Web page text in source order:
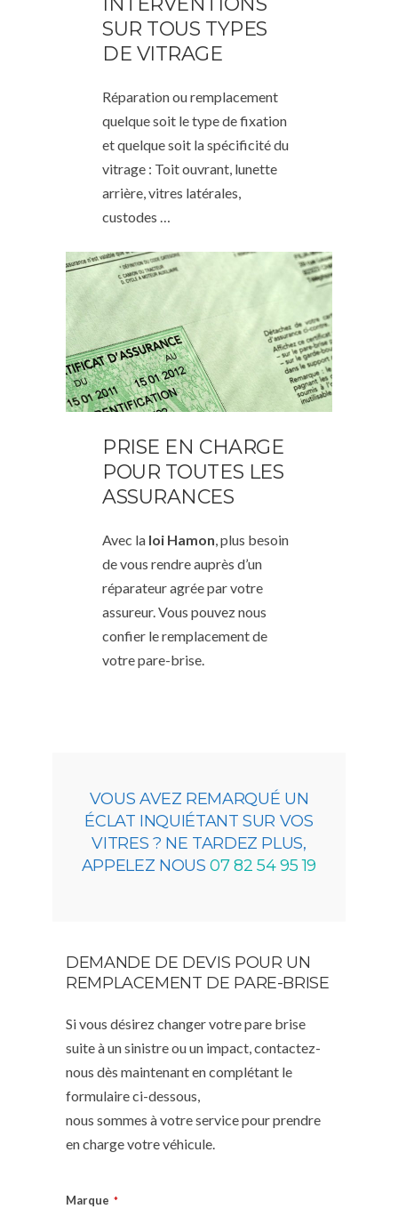
SUR TOUS TYPES
DE VITRAGE
Réparation ou remplacement
quelque soit le type de fixation
et quelque soit la spécificité du
vitrage : Toit ouvrant, lunette
arrière, vitres latérales,
custodes …
PRISE EN CHARGE
POUR TOUTES LES
ASSURANCES
Avec la loi Hamon, plus besoin
de vous rendre auprès d’un
réparateur agrée par votre
assureur. Vous pouvez nous
confier le remplacement de
votre pare-brise.
VOUS AVEZ REMARQUÉ UN
ÉCLAT INQUIÉTANT SUR VOS
VITRES ? NE TARDEZ PLUS,
APPELEZ NOUS07 82 54 95 19
DEMANDE DE DEVIS POUR UN
REMPLACEMENT DE PARE-BRISE
Si vous désirez changer votre pare brise
suite à un sinistre ou un impact, contactez-
nous dès maintenant en complétant le
formulaire ci-dessous,
nous sommes à votre service pour prendre
en charge votre véhicule.
Marque *